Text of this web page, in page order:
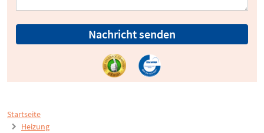
Startseite
Heizung
Nachricht senden